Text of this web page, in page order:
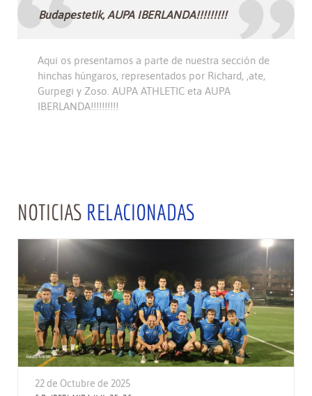
Budapestetik, AUPA IBERLANDA!!!!!!!!!
Aqui os presentamos a parte de nuestra sección de
hinchas húngaros, representados por Richard, ,ate,
Gurpegi y Zoso. AUPA ATHLETIC eta AUPA
IBERLANDA!!!!!!!!!!
NOTICIAS RELACIONADAS
22 de Octubre de 2025